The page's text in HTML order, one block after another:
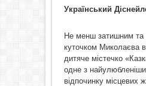
Український
Не менш затишним та
куточком Миколаєва
дитяче містечко
одне з
відпочинку місцевих